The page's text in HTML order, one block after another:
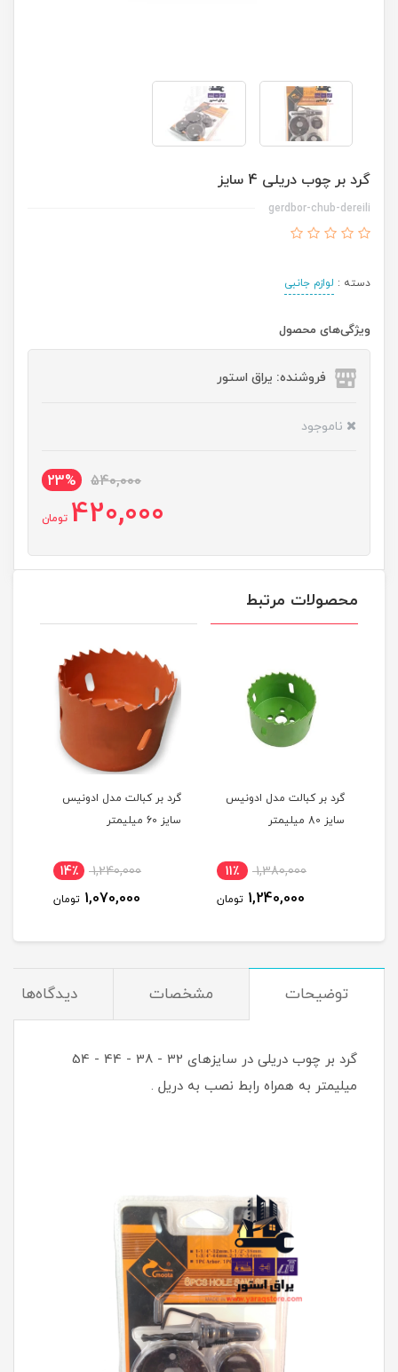
گرد بر چوب دریلی 4 سایز
gerdbor-chub-dereili
دسته : لوازم جانبی
ویژگی‌های محصول
فروشنده: یراق استور
ناموجود
540,000
23%
420,000 تومان
محصولات مرتبط
گرد بر کبالت مدل ادونیس
سایز 80 میلیمتر
1,380,000 11٪
1,240,000 تومان
گرد بر کبالت مدل ادونیس
سایز 60 میلیمتر
1,240,000 14٪
1,070,000 تومان
توضیحات مشخصات دیدگاه‌ها
گرد بر چوب دریلی در سایزهای 32 - 38 - 44 - 54
میلیمتر به همراه رابط نصب به دریل .